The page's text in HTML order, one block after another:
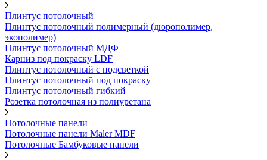
Плинтус потолочный
Плинтус потолочный полимерный (дюрополимер,
экополимер)
Плинтус потолочный МДФ
Карниз под покраску LDF
Плинтус потолочный с подсветкой
Плинтус потолочный под покраску
Плинтус потолочный гибкий
Розетка потолочная из полиуретана
Потолочные панели
Потолочные панели Maler MDF
Потолочные Бамбуковые панели